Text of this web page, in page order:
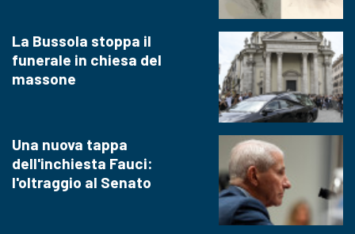
La Bussola stoppa il
funerale in chiesa del
massone
Una nuova tappa
dell'inchiesta Fauci:
l'oltraggio al Senato